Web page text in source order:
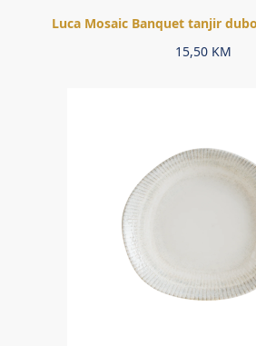
Luca Mosaic Banquet tanjir
15,50 KM